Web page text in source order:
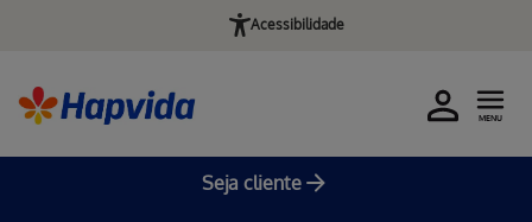
Acessibilidade
Seja cliente
MENU